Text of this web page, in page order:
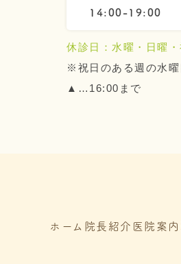
14:00-19:00
休診日：水曜・日曜・
※祝日のある週の水曜
▲…16:00まで
ホーム 院長紹介 医院案内